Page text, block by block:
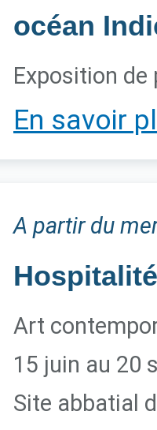
océan
Exposition de
En savoir
A partir du
Art
15 juin au 20
Site abbatial